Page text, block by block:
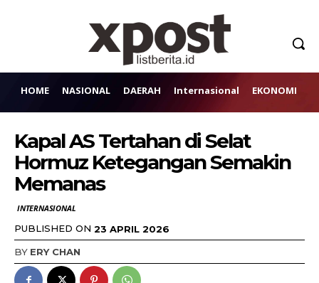
HOME NASIONAL DAERAH Internasional EKONOMI
Kapal AS Tertahan di Selat
Hormuz Ketegangan Semakin
Memanas
INTERNASIONAL
PUBLISHED ON 23 APRIL 2026
BY ERY CHAN